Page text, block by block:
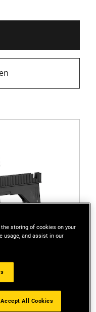
the storing of cookies on your
usage, and assist in our
Accept All Cookies